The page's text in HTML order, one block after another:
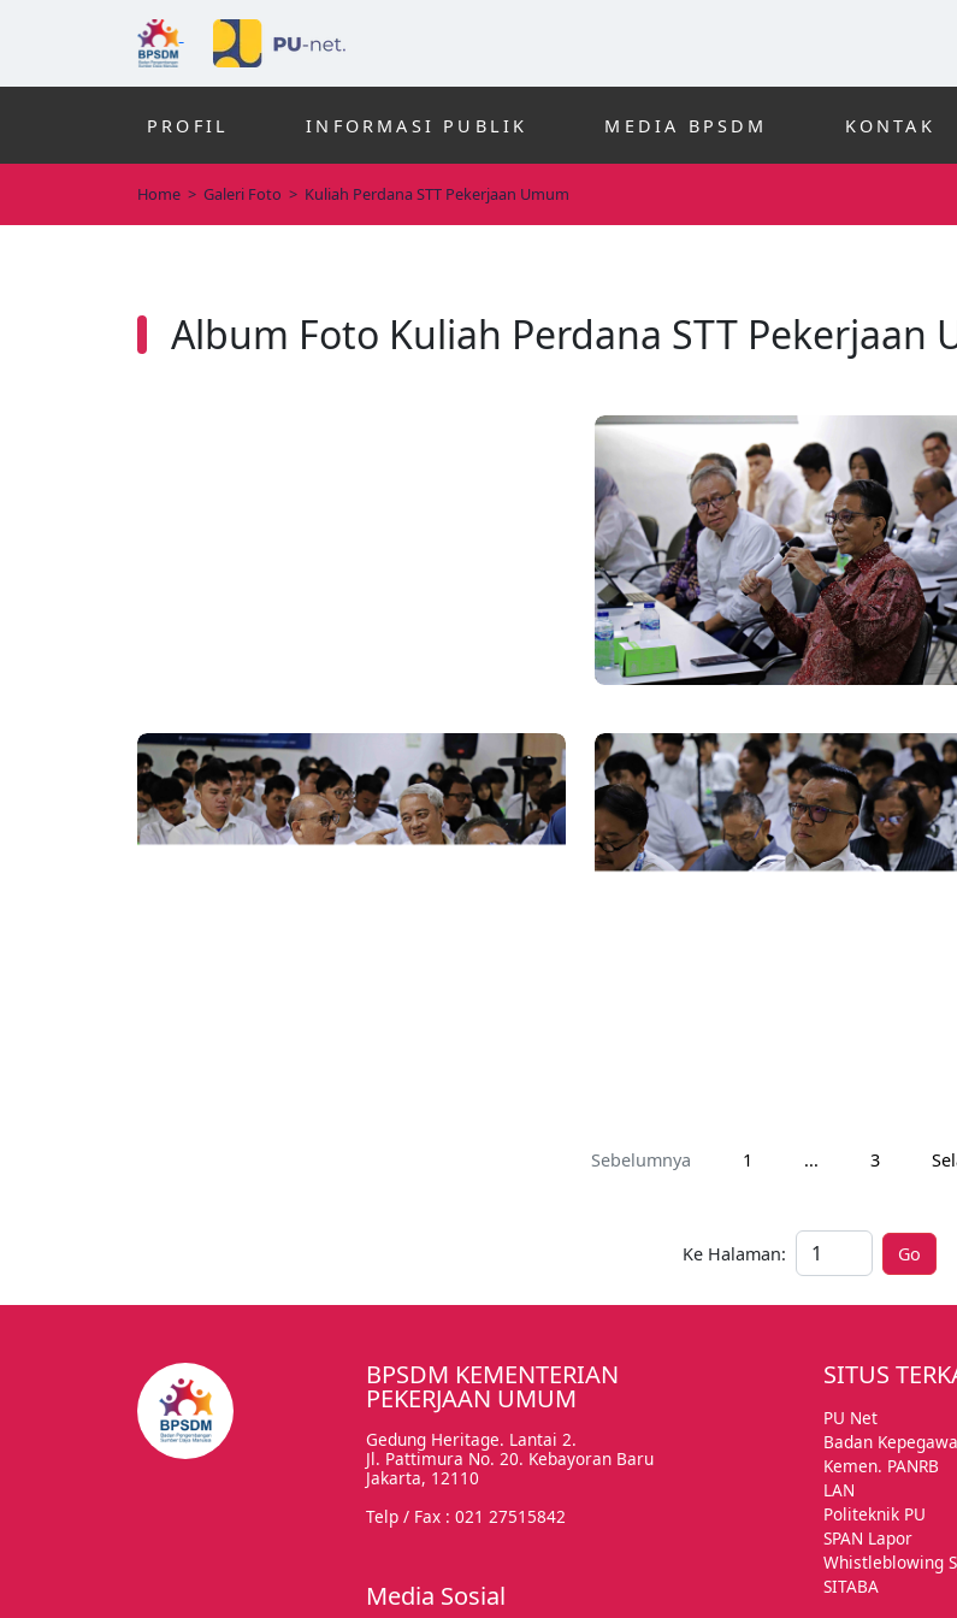
PROFIL INFORMASI PUBLIK MEDIA BPSDM KONTAK
Home > Galeri Foto > Kuliah Perdana STT Pekerjaan Umum
Album Foto Kuliah Perdana STT Pekerjaan
Sebelumnya 1 ... 3
Ke Halaman: Ke Halaman:
Go
BPSDM KEMENTERIAN
PEKERJAAN UMUM
Gedung Heritage. Lantai 2.
Jl. Pattimura No. 20. Kebayoran Baru
Jakarta, 12110
Telp / Fax : 021 27515842
Media Sosial
SITUS
PU Net
Badan
Kemen. PANRB
LAN
Politeknik PU
SPAN Lapor
Whistleblowing
SITABA